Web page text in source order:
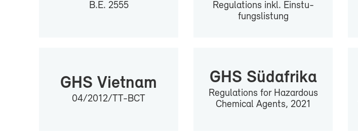
B.E. 2555
Re­gu­la­ti­ons inkl. Ein­stu­
fungs­lis­tung
GHS Viet­nam
04/2012/TT-​BCT
GHS Süd­afri­ka
Re­gu­la­ti­ons for Ha­zar­dous
Che­mi­cal Agents, 2021